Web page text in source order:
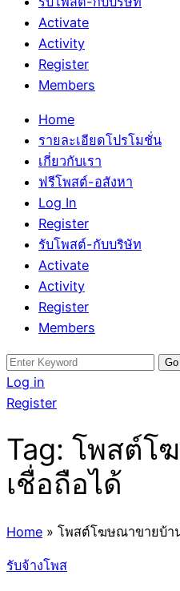
Activate
Activity
Register
Members
Home
รายละเอียดโปรโมชั่น
เกี่ยวกับเรา
ฟรีโพสต์-อสังหา
Log In
Register
รับโพสต์-กับบริษัท
Activate
Activity
Register
Members
Search
for:
Log in
Register
Tag: โพสต์โ
เชื่อถือได้
Home » โพสต์โฆษณาขายบ้า
รับจ้างโพส